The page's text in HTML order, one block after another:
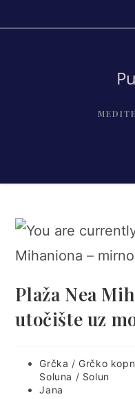
to
Plaža Nea
utočište uz
Post
category:
Grčka / Grčko
Soluna / Solun
Post
Jana